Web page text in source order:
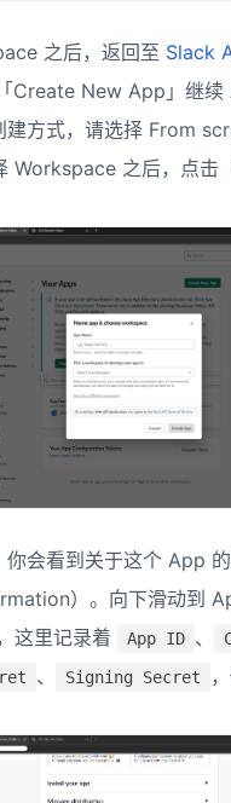
之后，返回至 Slack
window)
Create New App」继
建方式，请选择 From
Workspace 之后，点击
你会看到关于这个 App
）。向下滑动到
这里记录着
App ID 、
、 Signing Secret